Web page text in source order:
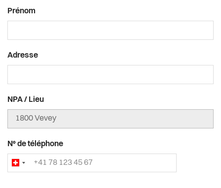
Prénom
Adresse
NPA / Lieu
N° de téléphone